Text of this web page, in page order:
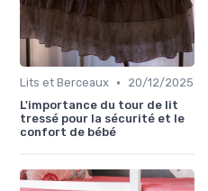
Lits et Berceaux •
20/12/2025
L'importance du tour de lit
tressé pour la sécurité et le
confort de bébé